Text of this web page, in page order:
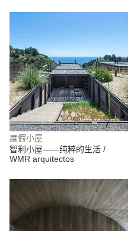
度假小屋
智利小屋——纯粹的生活 /
WMR arquitectos